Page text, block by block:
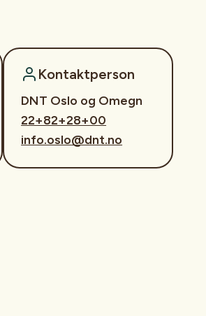
Kontaktperson
DNT Oslo og Omegn
22+82+28+00
info.oslo@dnt.no